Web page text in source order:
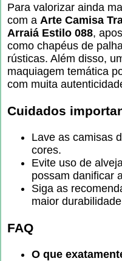
Para valorizar ainda
com a Arte Camisa
Arraiá Estilo 088,
como chapéus de
rústicas. Além disso,
maquiagem temática
com muita
Cuidados
Lave as camisas
cores.
Evite uso de
possam danificar
Siga as
maior
FAQ
O que